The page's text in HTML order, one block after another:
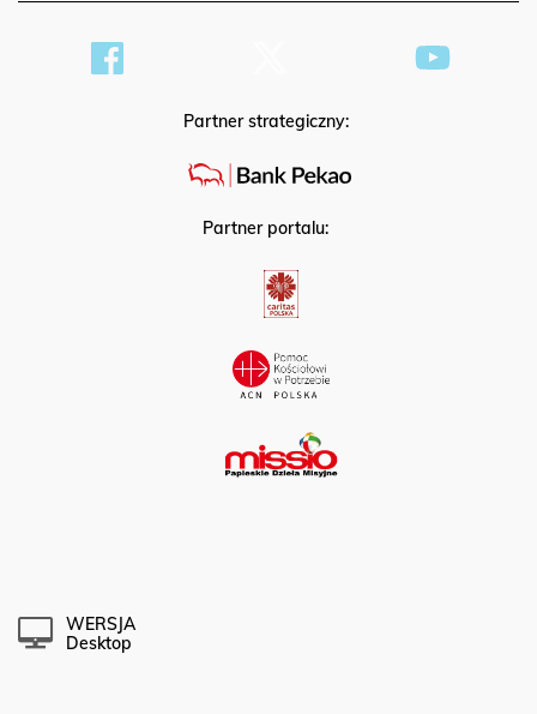
Partner strategiczny:
Partner portalu:
WERSJA
Desktop